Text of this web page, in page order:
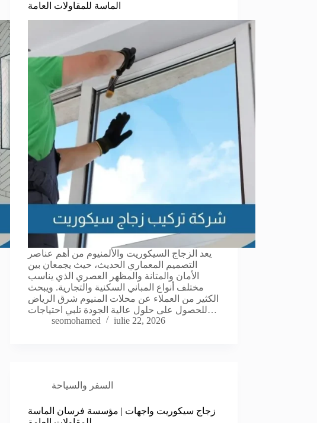
الماسة للمقاولات العامة
يعد الزجاج السيكوريت والألمنيوم من أهم عناصر
التصميم المعماري الحديث، حيث يجمعان بين
الأمان والمتانة والمظهر العصري الذي يناسب
مختلف أنواع المباني السكنية والتجارية. ويبحث
الكثير من العملاء عن محلات المنيوم شرق الرياض
للحصول على حلول عالية الجودة تلبي احتياجات…
seomohamed
iulie 22, 2026
السفر والسياحة
زجاج سيكوريت واجهات | مؤسسة فرسان الماسة